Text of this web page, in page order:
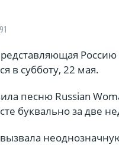
в субботу, 22 мая.
песню Russian
буквально за две